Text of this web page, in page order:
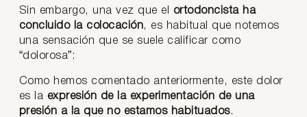
Sin embargo, una vez que el ortodoncista ha
concluido la colocación, es habitual que notemos
una sensación que se suele calificar como
“dolorosa”:
Como hemos comentado anteriormente, este dolor
es la expresión de la experimentación de una
presión a la que no estamos habituados.